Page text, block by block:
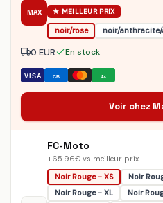
MAX ★ MEILLEUR PRIX
noir/rose noir/
VISA CB 4×
0 EUR En stock
Voir chez
FC-Moto
+65.96€ vs meilleur prix
Noir Rouge - XS
Noir
Noir Rouge - XL
Noir